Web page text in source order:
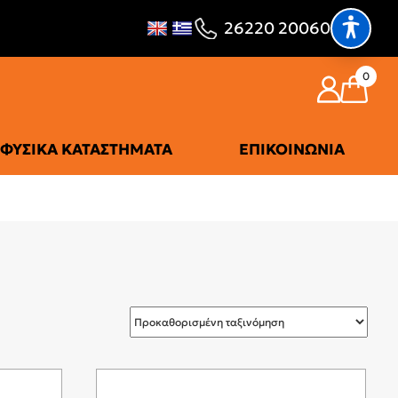
26220 20060
0
ΦΥΣΙΚΆ ΚΑΤΑΣΤΉΜΑΤΑ ΕΠΙΚΟΙΝΩΝΊΑ